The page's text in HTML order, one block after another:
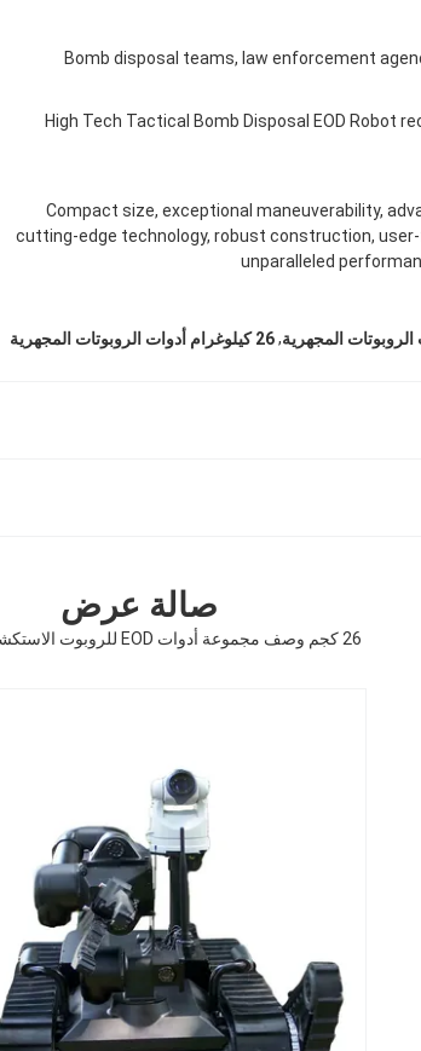
Bomb disposal teams, law enforcement
High Tech Tactical Bomb Disposal EOD Robot
Compact size, exceptional maneuverability,
cutting-edge technology, robust construction,
unparalleled
المجهرية,26 كيلوغرام أدوات الروبوتات المجهرية
صالة عرض
26 كجم وصف مجموعة أدوات EOD للروبوت الاستكشافية الدقيقة